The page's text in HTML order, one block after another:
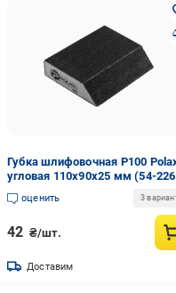
Губка шлифовочная P100
угловая 110х90х25 мм (54-
оценить 3
42 ₴/шт.
Доставим